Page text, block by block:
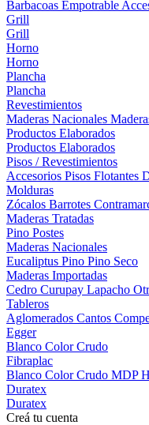
Barbacoas Empotrable
Grill
Grill
Horno
Horno
Plancha
Plancha
Revestimientos
Maderas Nacionales
Productos Elaborados
Productos Elaborados
Pisos / Revestimientos
Accesorios Pisos Flotantes
Molduras
Zócalos Barrotes
Maderas Tratadas
Pino Postes
Maderas Nacionales
Eucaliptus Pino Pino Seco
Maderas Importadas
Cedro Curupay Lapacho
Tableros
Aglomerados Cantos
Egger
Blanco ColorCrudo
Fibraplac
Blanco ColorCrudo MDP
Duratex
Duratex
Creá tu cuenta